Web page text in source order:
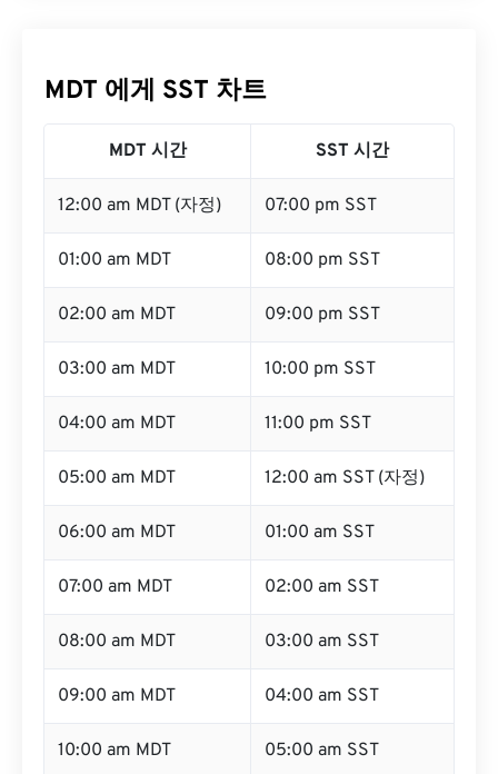
MDT 에게 SST 차트
MDT 시간 SST 시간
12:00 am MDT (자정) 07:00 pm SST
01:00 am MDT 08:00 pm SST
02:00 am MDT 09:00 pm SST
03:00 am MDT 10:00 pm SST
04:00 am MDT 11:00 pm SST
05:00 am MDT 12:00 am SST (자정)
06:00 am MDT 01:00 am SST
07:00 am MDT 02:00 am SST
08:00 am MDT 03:00 am SST
09:00 am MDT 04:00 am SST
10:00 am MDT 05:00 am SST